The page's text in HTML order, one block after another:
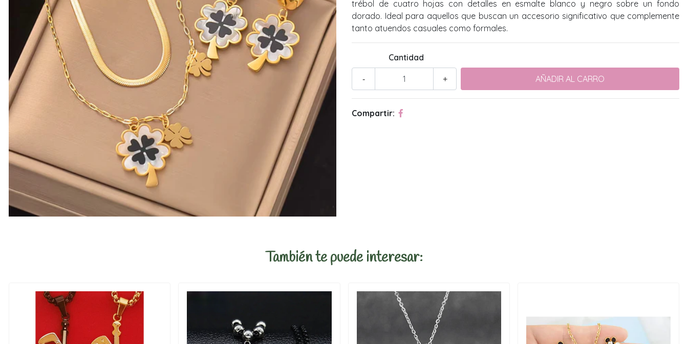
trébol de cuatro hojas con detalles en esmalte blanco y negro sobre un fondo
dorado. Ideal para aquellos que buscan un accesorio significativo que complemente
tanto atuendos casuales como formales.
Cantidad
+
-
Compartir:
También te puede interesar: